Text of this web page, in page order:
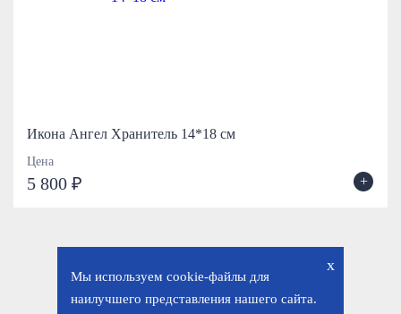
Икона Ангел Хранитель 14*18 см
Цена
5 800 ₽ +
x
Мы используем cookie-файлы для
наилучшего представления нашего сайта.